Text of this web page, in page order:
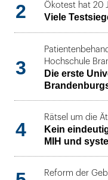
2 Ökotest hat 20
Viele
3
Hochschule
Die erste
4
Rätsel um die
Kein
MIH und
Reform der